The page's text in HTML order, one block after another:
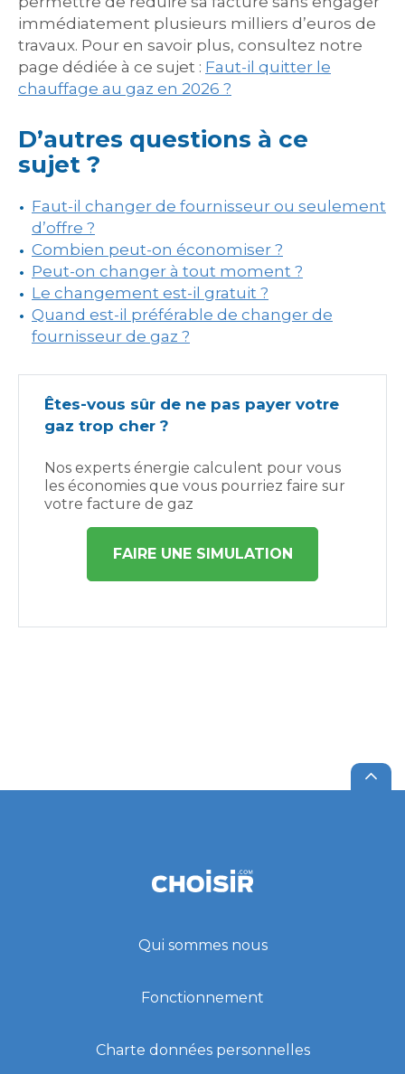
immédiatement plusieurs milliers d’euros de
travaux. Pour en savoir plus, consultez notre
page dédiée à ce sujet : Faut-il quitter le
chauffage au gaz en 2026 ?
D’autres questions à ce
sujet ?
Faut-il changer de fournisseur ou seulement
d’offre ?
Combien peut-on économiser ?
Peut-on changer à tout moment ?
Le changement est-il gratuit ?
Quand est-il préférable de changer de
fournisseur de gaz ?
Êtes-vous sûr de ne pas payer votre
gaz trop cher ?
Nos experts énergie calculent pour vous
les économies que vous pourriez faire sur
votre facture de gaz
FAIRE UNE SIMULATION
Qui sommes nous
Fonctionnement
Charte données personnelles